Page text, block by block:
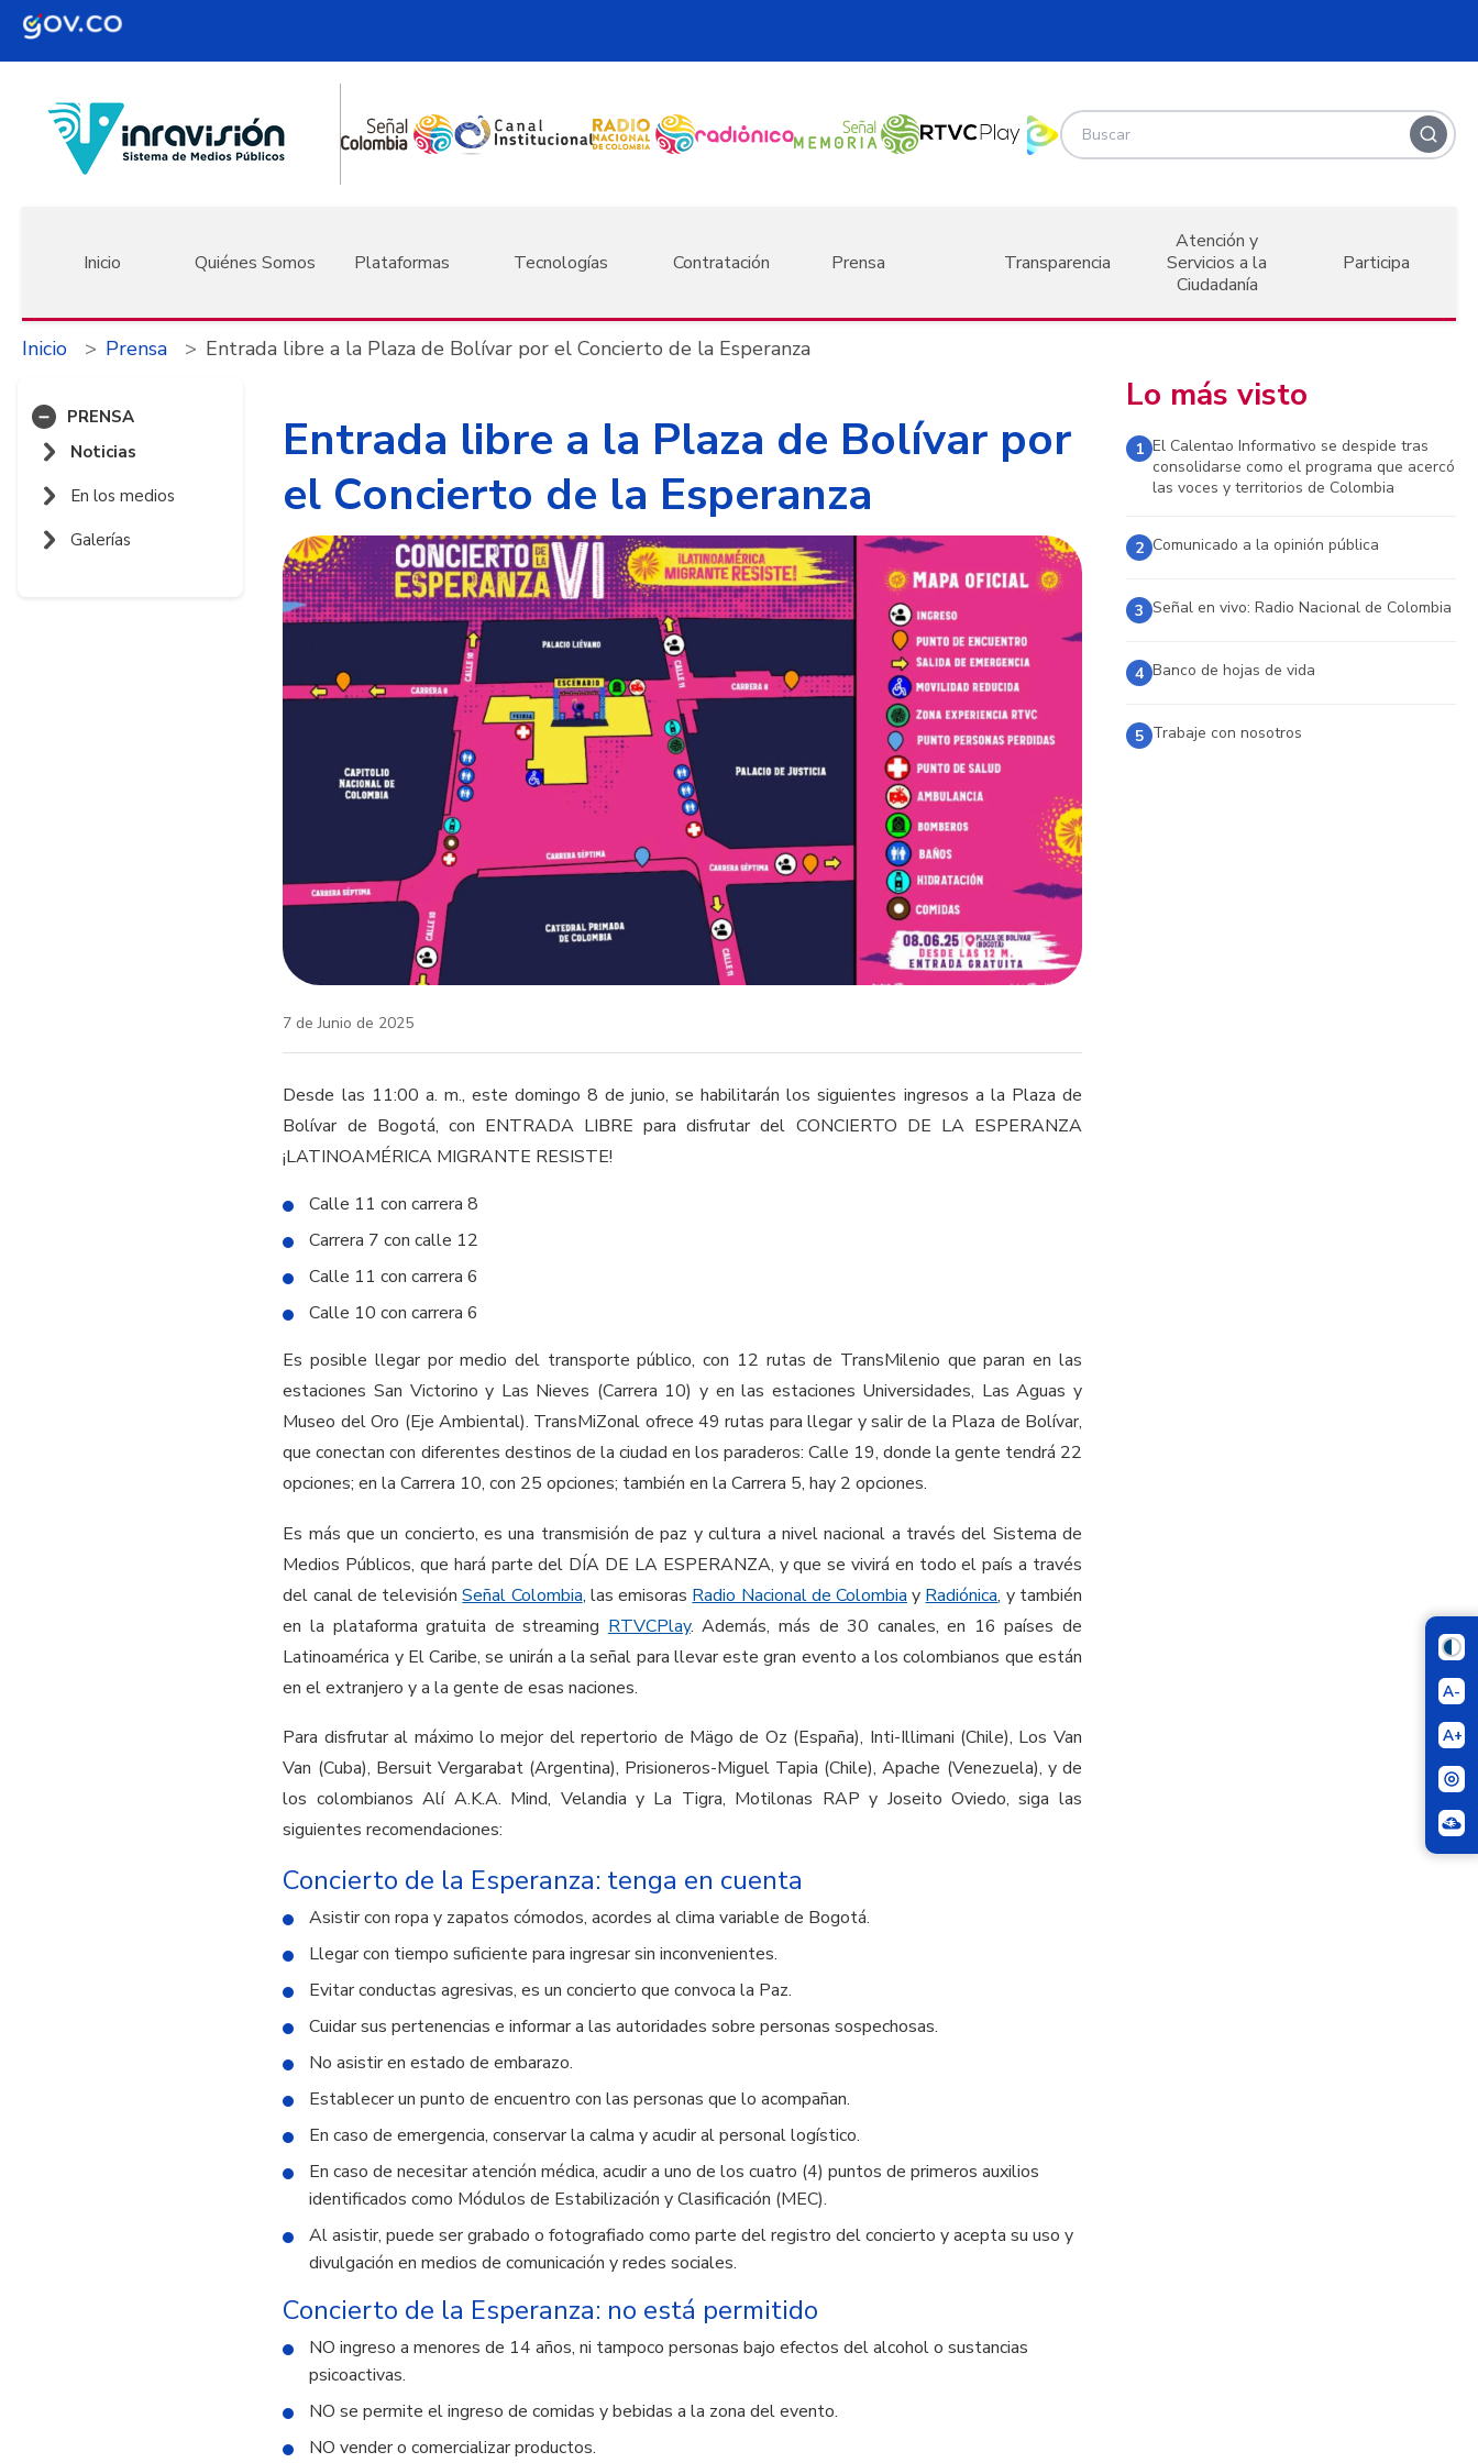
Pasar al contenido principal
Inicio Quiénes Somos Plataformas Tecnologías Contratación Prensa Transparencia
Atención y
Servicios a la
Ciudadanía
Participa
A-
A+
Inicio Prensa Entrada libre a la Plaza de Bolívar por el Concierto de la Esperanza
PRENSA
Noticias
En los medios
Galerías
Entrada libre a la Plaza de Bolívar por
el Concierto de la Esperanza
7 de Junio de 2025
Desde las 11:00 a. m., este domingo 8 de junio, se habilitarán los siguientes ingresos a la Plaza de
Bolívar de Bogotá, con ENTRADA LIBRE para disfrutar del CONCIERTO DE LA ESPERANZA
¡LATINOAMÉRICA MIGRANTE RESISTE!
Calle 11 con carrera 8
Carrera 7 con calle 12
Calle 11 con carrera 6
Calle 10 con carrera 6
Es posible llegar por medio del transporte público, con 12 rutas de TransMilenio que paran en las
estaciones San Victorino y Las Nieves (Carrera 10) y en las estaciones Universidades, Las Aguas y
Museo del Oro (Eje Ambiental). TransMiZonal ofrece 49 rutas para llegar y salir de la Plaza de Bolívar,
que conectan con diferentes destinos de la ciudad en los paraderos: Calle 19, donde la gente tendrá 22
opciones; en la Carrera 10, con 25 opciones; también en la Carrera 5, hay 2 opciones.
Es más que un concierto, es una transmisión de paz y cultura a nivel nacional a través del Sistema de
Medios Públicos, que hará parte del DÍA DE LA ESPERANZA, y que se vivirá en todo el país a través
del canal de televisiónSeñal Colombia, las emisoras Radio Nacional de Colombia y Radiónica, y también
en la plataforma gratuita de streaming RTVCPlay. Además, más de 30 canales, en 16 países de
Latinoamérica y El Caribe, se unirán a la señal para llevar este gran evento a los colombianos que están
en el extranjero y a la gente de esas naciones.
Para disfrutar al máximo lo mejor del repertorio de Mägo de Oz (España), Inti-Illimani (Chile), Los Van
Van (Cuba), Bersuit Vergarabat (Argentina), Prisioneros-Miguel Tapia (Chile), Apache (Venezuela), y de
los colombianos Alí A.K.A. Mind, Velandia y La Tigra, Motilonas RAP y Joseito Oviedo, siga las
siguientes recomendaciones:
Concierto de la Esperanza: tenga en cuenta
Asistir con ropa y zapatos cómodos, acordes al clima variable de Bogotá.
Llegar con tiempo suficiente para ingresar sin inconvenientes.
Evitar conductas agresivas, es un concierto que convoca la Paz.
Cuidar sus pertenencias e informar a las autoridades sobre personas sospechosas.
No asistir en estado de embarazo.
Establecer un punto de encuentro con las personas que lo acompañan.
En caso de emergencia, conservar la calma y acudir al personal logístico.
En caso de necesitar atención médica, acudir a uno de los cuatro (4) puntos de primeros auxilios
identificados como Módulos de Estabilización y Clasificación (MEC).
Al asistir, puede ser grabado o fotografiado como parte del registro del concierto y acepta su uso y
divulgación en medios de comunicación y redes sociales.
Concierto de la Esperanza: no está permitido
NO ingreso a menores de 14 años, ni tampoco personas bajo efectos del alcohol o sustancias
psicoactivas.
NO se permite el ingreso de comidas y bebidas a la zona del evento.
NO vender o comercializar productos.
Lo más visto
1 El Calentao Informativo se despide tras
consolidarse como el programa que acercó
las voces y territorios de Colombia
2 Comunicado a la opinión pública
3 Señal en vivo: Radio Nacional de Colombia
4 Banco de hojas de vida
5 Trabaje con nosotros